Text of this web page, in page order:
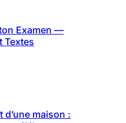
Examen —
Textes
d’une maison :